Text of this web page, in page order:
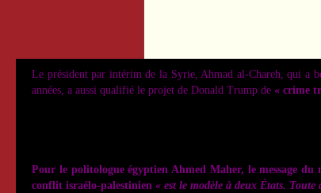
Le président par intérim de la Syrie, Ahmad al-Chareh, qui a
années, a aussi qualifié le projet de Donald Trump de « crime
Pour le politologue égyptien Ahmed Maher, le message
conflit israélo-palestinien « est le modèle à deux États. Toute